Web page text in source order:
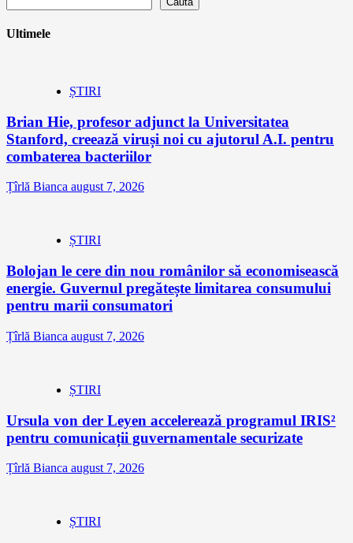
Ultimele
ȘTIRI
Brian Hie, profesor adjunct la Universitatea
Stanford, creează viruși noi cu ajutorul A.I. pentru
combaterea bacteriilor
Țîrlă Bianca august 7, 2026
ȘTIRI
Bolojan le cere din nou românilor să economisească
energie. Guvernul pregătește limitarea consumului
pentru marii consumatori
Țîrlă Bianca august 7, 2026
ȘTIRI
Ursula von der Leyen accelerează programul IRIS²
pentru comunicații guvernamentale securizate
Țîrlă Bianca august 7, 2026
ȘTIRI